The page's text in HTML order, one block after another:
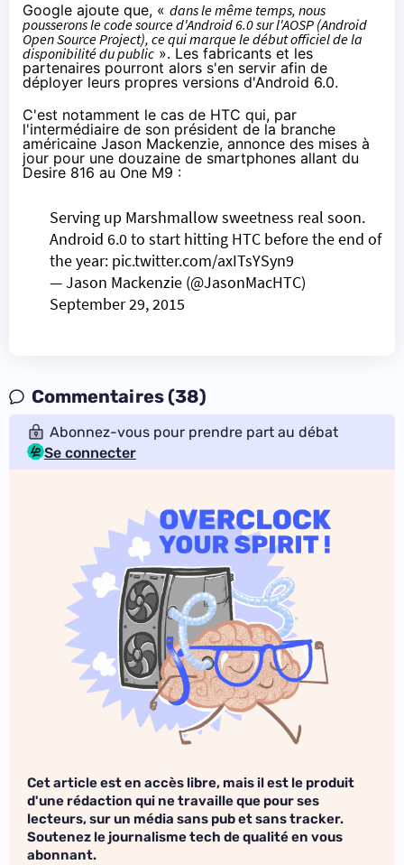
Google ajoute que, « dans le même temps, nous
pousserons le code source d'Android 6.0 sur l'AOSP (Android
Open Source Project), ce qui marque le début officiel de la
disponibilité du public ». Les fabricants et les
partenaires pourront alors s'en servir afin de
déployer leurs propres versions d'Android 6.0.
C'est notamment le cas de HTC qui, par
l'intermédiaire de son président de la branche
américaine Jason Mackenzie, annonce des mises à
jour pour une douzaine de smartphones allant du
Desire 816 au One M9 :
Serving up Marshmallow sweetness real soon.
Android 6.0 to start hitting HTC before the end of
the year: pic.twitter.com/axITsYSyn9
— Jason Mackenzie (@JasonMacHTC)
September 29, 2015
Commentaires (38)
Abonnez-vous pour prendre part au débat
Se connecter
Cet article est en accès libre, mais il est le produit
d'une rédaction qui ne travaille que pour ses
lecteurs, sur un média sans pub et sans tracker.
Soutenez le journalisme tech de qualité en vous
abonnant.